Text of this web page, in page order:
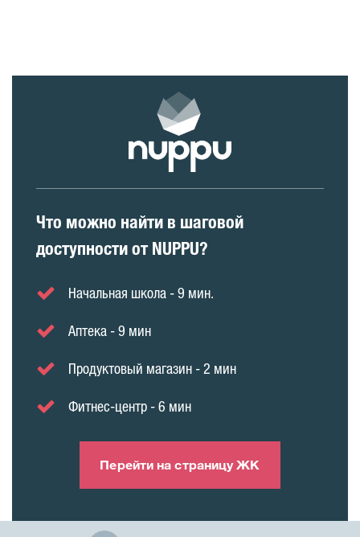
Что можно найти в шаговой
доступности от NUPPU?
Начальная школа - 9 мин.
Аптека - 9 мин
Продуктовый магазин - 2 мин
Фитнес-центр - 6 мин
Перейти на страницу ЖК